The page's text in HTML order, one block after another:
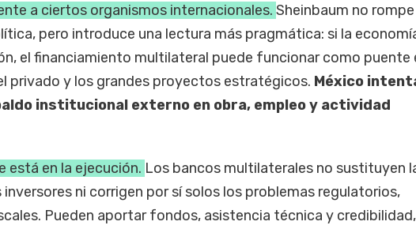
a ciertos organismos internacionales. Sheinbaum no
pero introduce una lectura más pragmática: si la
el financiamiento multilateral puede funcionar como puente
privado y los grandes proyectos estratégicos. México
institucional externo en obra, empleo y actividad
está en la ejecución. Los bancos multilaterales no sustituyen
ni corrigen por sí solos los problemas regulatorios,
Pueden aportar fondos, asistencia técnica y